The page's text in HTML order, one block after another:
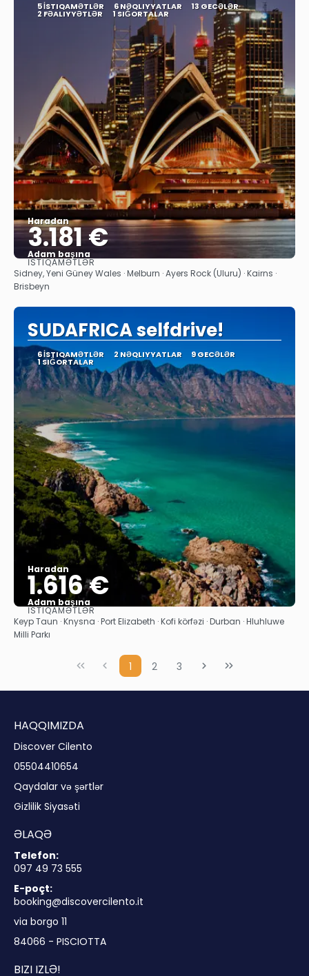
5 İSTIQAMƏTLƏR 6 NƏQLIYYATLAR 13 GECƏLƏR
2 FƏALIYYƏTLƏR 1 SIĞORTALAR
Haradan
3.181 €
Adam başına
Baxın
İSTIQAMƏTLƏR
Sidney, Yeni Güney Wales · Melburn · Ayers Rock (Uluru) · Kairns ·
Brisbeyn
SUDAFRICA selfdrive!
6 İSTIQAMƏTLƏR 2 NƏQLIYYATLAR 9 GECƏLƏR
1 SIĞORTALAR
Haradan
1.616 €
Adam başına
Baxın
İSTIQAMƏTLƏR
Keyp Taun · Knysna · Port Elizabeth · Kofi körfəzi · Durban · Hluhluwe
Milli Parkı
1 2 3
HAQQIMIZDA
Discover Cilento
05504410654
Qaydalar və şərtlər
Gizlilik Siyasəti
ƏLAQƏ
Telefon:
097 49 73 555
E-poçt:
booking@discovercilento.it
via borgo 11
84066 - PISCIOTTA
BIZI IZLƏ!